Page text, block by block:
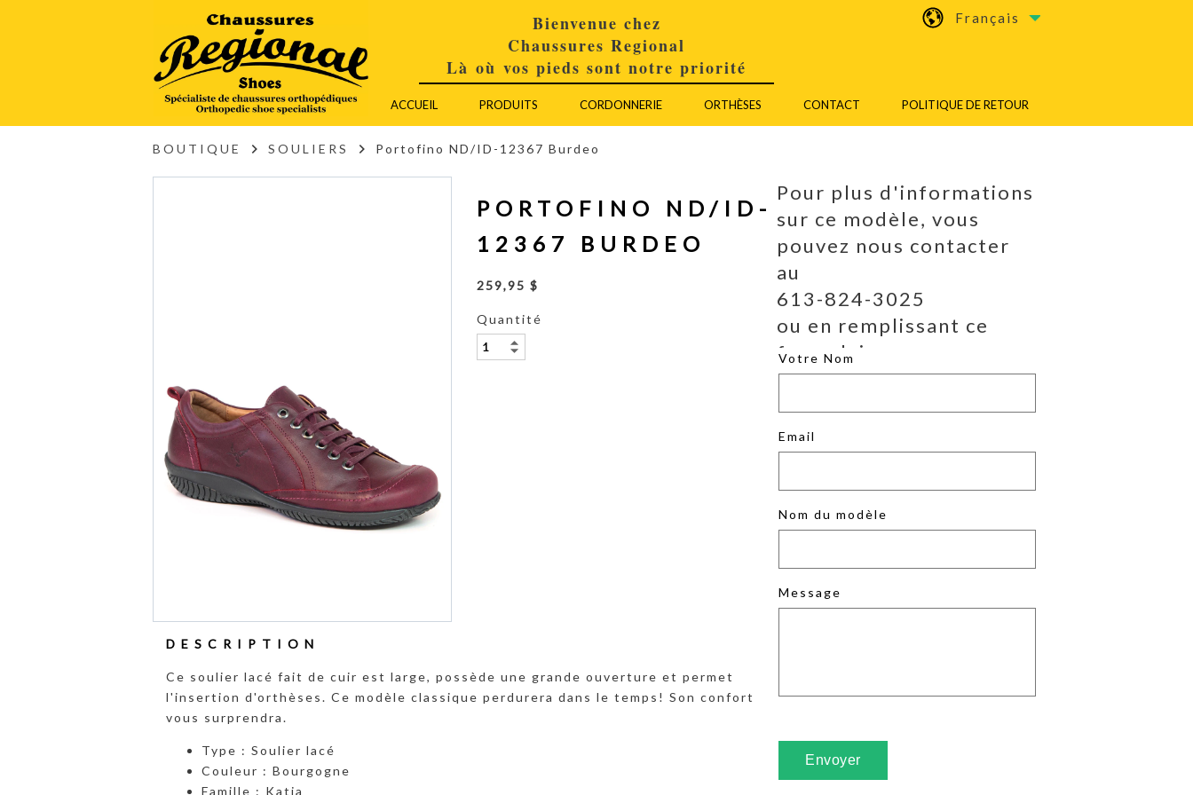
Français
Bienvenue chez
Chaussures Regional
Là où vos pieds sont notre priorité
ACCUEIL PRODUITS CORDONNERIE ORTHÈSES CONTACT POLITIQUE DE RETOUR
BOUTIQUE SOULIERS Portofino ND/ID-12367 Burdeo
PORTOFINO ND/ID-
12367 BURDEO
259,95 $
Quantité
DESCRIPTION
Ce soulier lacé fait de cuir est large, possède une grande ouverture et permet
l'insertion d'orthèses. Ce modèle classique perdurera dans le temps! Son confort
vous surprendra.
Type : Soulier lacé
Couleur : Bourgogne
Famille : Katia
Pour plus d'informations
sur ce modèle, vous
pouvez nous contacter
au
613-824-3025
ou en remplissant ce
formulaire.
Votre Nom
Email
Nom du modèle
Message